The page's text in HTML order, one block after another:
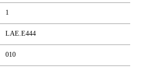
1
LAE.E444
010